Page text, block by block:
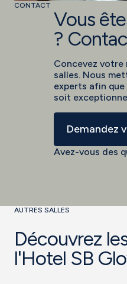
CONTACT
Vous
?
Concevez votre
salles. Nous
experts afin
soit
Demandez
Avez-vous des
AUTRES SALLES
Découvrez
l'Hotel SB